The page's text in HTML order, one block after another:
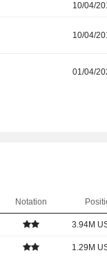
10/04/
10/04/
01/04/
Notation
3.94M
1.29M